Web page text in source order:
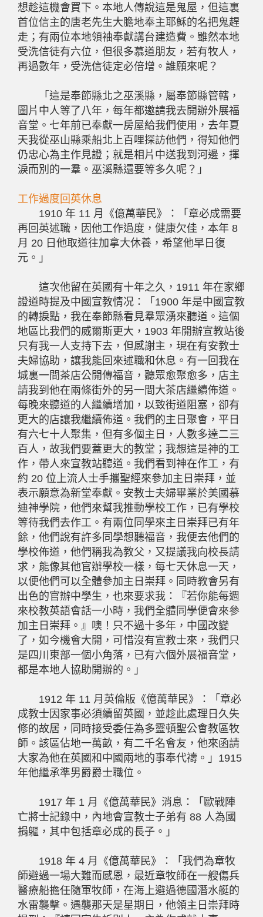
想趁這機會買下。本地人傳說這是鬼屋，但這裏
首位信主的唐老先生大膽地奉主耶穌的名把鬼趕
走；有兩位本地領袖奉獻講台建造費。雖然本地
受洗信徒有六位，但很多慕道朋友，若有牧人，
再過數年，受洗信徒定必倍增。誰願來呢？
「這是奉節縣北之巫溪縣，屬奉節縣管轄，
圖片中人等了八年，每年都邀請我去開辦外展福
音堂。七年前已奉獻一房屋給我們使用，去年夏
天我從巫山縣乘船北上百哩探訪他們，得知他們
仍忠心為主作見證；就是相片中送我到河邊，揮
淚而別的一羣。巫溪縣還要等多久呢？」
工作過度回英休息
1910 年 11 月《億萬華民》：「章必成需要
再回英述職，因他工作過度，健康欠佳，本年 8
月 20 日他取道往加拿大休養，希望他早日復
元。」
這次他留在英國有十年之久，1911 年在家鄉
證道時提及中國宣教情况：「1900 年是中國宣教
的轉捩點，我在奉節縣看見羣眾湧來聽道。這個
地區比我們的威爾斯更大，1903 年開辦宣教站後
只有我一人支持下去，但感謝主，現在有安教士
夫婦協助，讓我能回來述職和休息。有一回我在
城裏一間茶店公開傳福音，聽眾愈聚愈多，店主
請我到他在兩條街外的另一間大茶店繼續佈道。
每晚來聽道的人繼續增加，以致街道阻塞，卻有
更大的店讓我繼續佈道。我們的主日聚會，平日
有六七十人聚集，但有多個主日，人數多達二三
百人，故我們要蓋更大的教堂；我想這是神的工
作，帶人來宣教站聽道。我們看到神在作工，有
約 20 位上流人士手攜聖經來參加主日崇拜，並
表示願意為新堂奉獻。安教士夫婦畢業於美國慕
迪神學院，他們來幫我推動學校工作，已有學校
等待我們去作工。有兩位同學來主日崇拜已有年
餘，他們說有許多同學想聽福音，我便去他們的
學校佈道，他們稱我為教父，又提議我向校長請
求，能像其他官辦學校一樣，每七天休息一天，
以便他們可以全體參加主日崇拜。同時教會另有
出色的官辦中學生，也來要求我：『若你能每週
來校教英語會話一小時，我們全體同學便會來參
加主日崇拜。』噢！只不過十多年，中國改變
了，如今機會大開，可惜沒有宣教士來，我們只
是四川東部一個小角落，已有六個外展福音堂，
都是本地人協助開辦的。」
1912 年 11 月英倫版《億萬華民》：「章必
成教士因家事必須續留英國，並趁此處理日久失
修的故居，同時接受委任為多靈頓聖公會教區牧
師。該區佔地一萬畝，有二千名會友，他來函請
大家為他在英國和中國兩地的事奉代禱。」1915
年他繼承準男爵爵士職位。
1917 年 1 月《億萬華民》消息：「歐戰陣
亡將士記錄中，內地會宣教士子弟有 88 人為國
捐軀，其中包括章必成的長子。」
1918 年 4 月《億萬華民》：「我們為章牧
師避過一場大難而感恩，最近章牧師在一艘傷兵
醫療船擔任隨軍牧師，在海上避過德國潛水艇的
水雷襲擊。遇襲那天是星期日，他領主日崇拜時